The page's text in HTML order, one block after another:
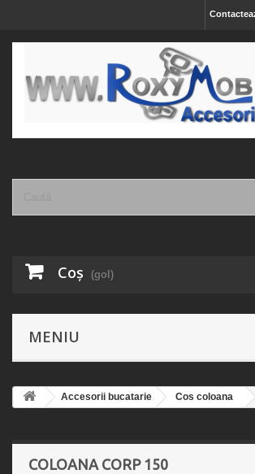
Coş (gol)
MENIU
Accesorii bucatarie Cos coloana
COLOANA CORP 150